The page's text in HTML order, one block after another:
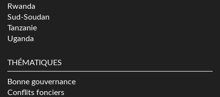
Rwanda
Sud-Soudan
Tanzanie
Uganda
THÉMATIQUES
Bonne gouvernance
Conflits fonciers